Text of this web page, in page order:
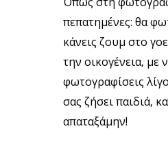
πεπατημένες: θα
κάνεις ζουμ στο
την οικογένεια,
φωτογραφίσεις
σας ζήσει παιδιά,
απαταξάμην!